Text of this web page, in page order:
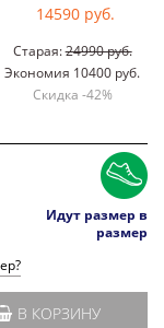
14590 руб.
Старая:24990 руб.
Экономия 10400 руб.
Скидка -42%
Идут размер в
размер
В КОРЗИНУ